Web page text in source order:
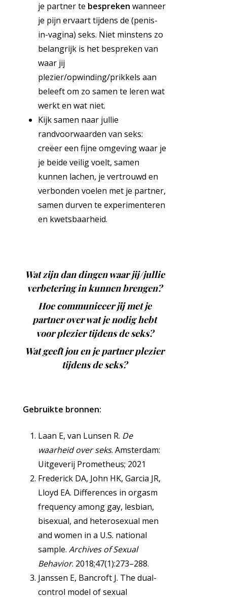
je partner te bespreken wanneer
je pijn ervaart tijdens de (penis-
in-vagina) seks. Niet minstens zo
belangrijk is het bespreken van
waar jij
plezier/opwinding/prikkels aan
beleeft om zo samen te leren wat
werkt en wat niet.
Kijk samen naar jullie
randvoorwaarden van seks:
creëer een fijne omgeving waar je
je beide veilig voelt, samen
kunnen lachen, je vertrouwd en
verbonden voelen met je partner,
samen durven te experimenteren
en kwetsbaarheid.
Wat zijn dan dingen waar jij/jullie
verbetering in kunnen brengen?
Hoe communiceer jij met je
partner over wat je nodig hebt
voor plezier tijdens de seks?
Wat geeft jou en je partner plezier
tijdens de seks?
Gebruikte bronnen:
Laan E, van Lunsen R. De
waarheid over seks. Amsterdam:
Uitgeverij Prometheus; 2021
Frederick DA, John HK, Garcia JR,
Lloyd EA. Differences in orgasm
frequency among gay, lesbian,
bisexual, and heterosexual men
and women in a U.S. national
sample. Archives of Sexual
Behavior. 2018;47(1):273–288.
Janssen E, Bancroft J. The dual-
control model of sexual